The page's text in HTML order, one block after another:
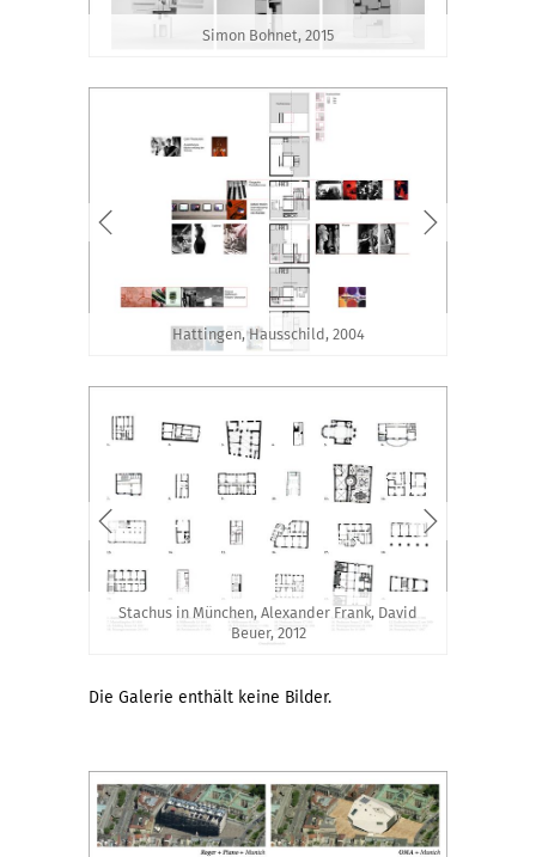
Simon Bohnet, 2015
Hattingen, Hausschild, 2004
Stachus in München, Alexander Frank, David
Beuer, 2012
Die Galerie enthält keine Bilder.